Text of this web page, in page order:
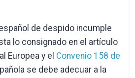
de despido incumple
lo consignado en el artículo
Europea y el Convenio 158 de
se debe adecuar a la